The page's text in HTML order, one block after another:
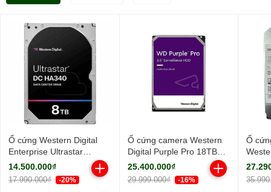
Ổ cứng Western Digital
Enterprise Ultrastar
HA340 8TB 7200RPM
256MB-
WUS721208BLE6L4
14.500.000₫
17.990.000₫ -20%
Ổ cứng camera Western
Digital Purple Pro 18TB
WD181PURP (3.5Inch/
7200rpm/ Cache 256MB/
SATA3)
25.400.000₫
29.999.000₫ -16%
Ổ
18TB